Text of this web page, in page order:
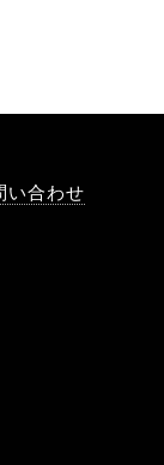
い合わせ